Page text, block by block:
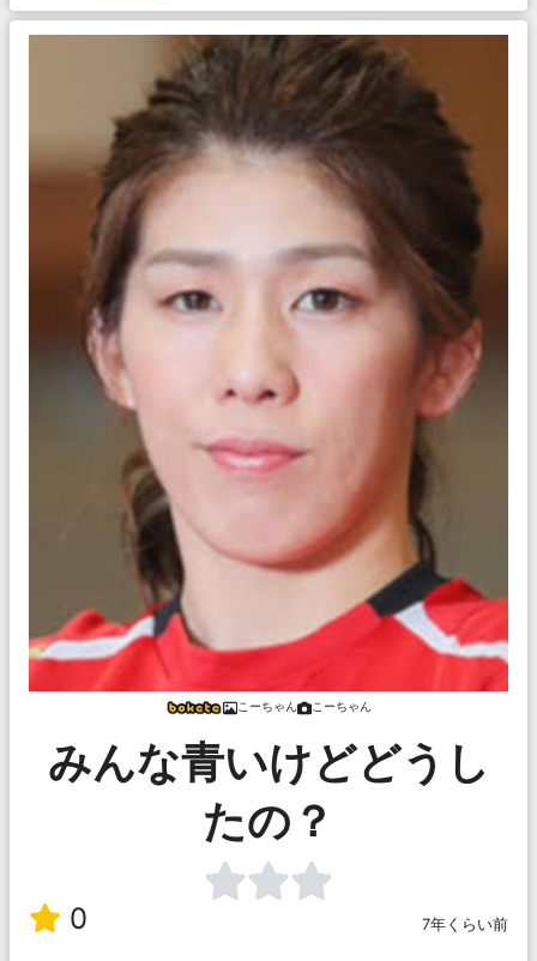
こーちゃん こーちゃん
みんな青いけどどうし
たの？
0 7年くらい前